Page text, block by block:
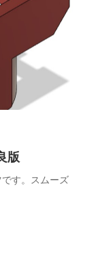
版
す。スムーズ